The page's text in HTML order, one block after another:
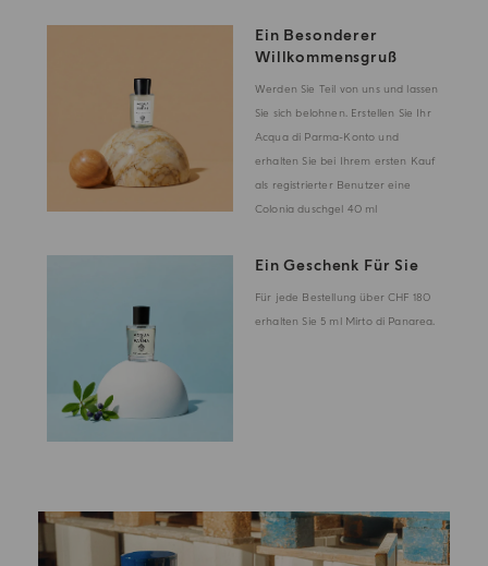
Ein Besonderer
Willkommensgruß
Werden Sie Teil von uns und lassen
Sie sich belohnen. Erstellen Sie Ihr
Acqua di Parma-Konto und
erhalten Sie bei Ihrem ersten Kauf
als registrierter Benutzer eine
Colonia duschgel 40 ml
Ein Geschenk Für Sie
Für jede Bestellung über CHF 180
erhalten Sie 5 ml Mirto di Panarea.